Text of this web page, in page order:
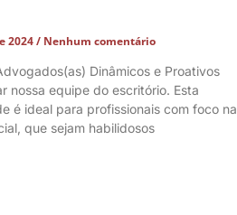
2024 Nenhum comentário
Dinâmicos e Proativos
nossa equipe do escritório. Esta
é ideal para profissionais com foco na
que sejam habilidosos